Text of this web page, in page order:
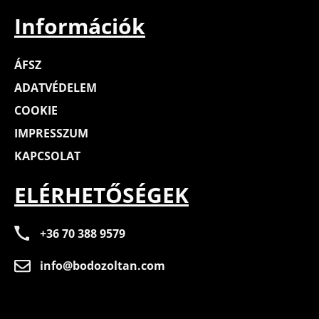
Információk
ÁFSZ
ADATVÉDELEM
COOKIE
IMPRESSZUM
KAPCSOLAT
ELÉRHETŐSÉGEK
+36 70 388 9579
info@bodozoltan.com